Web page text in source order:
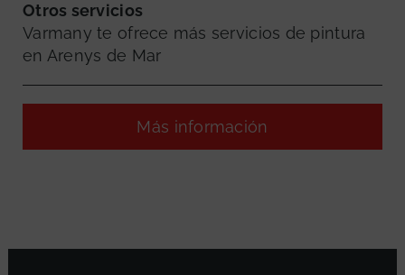
Otros servicios
Varmany te ofrece más servicios de pintura
en Arenys de Mar
Más información